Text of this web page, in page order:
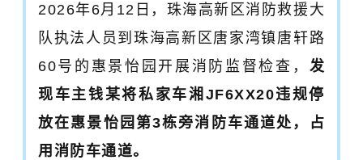
2026年6月12日，珠海高新区消防救援大
队执法人员到珠海高新区唐家湾镇唐轩路
60号的惠景怡园开展消防监督检查， 发
现车主钱某将私家车湘JF6XX20违规停
放在惠景怡园第3栋旁消防车通道处，占
用消防车通道。